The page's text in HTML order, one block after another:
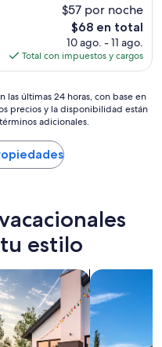
$57 por noche
El
precio
actual
es
$68
$68 en total
10 ago. - 11 ago.
Total con impuestos y cargos
las últimas 24 horas, con base en
precios y la disponibilidad están
adicionales.
estilo
de vacacionesBuscar villas